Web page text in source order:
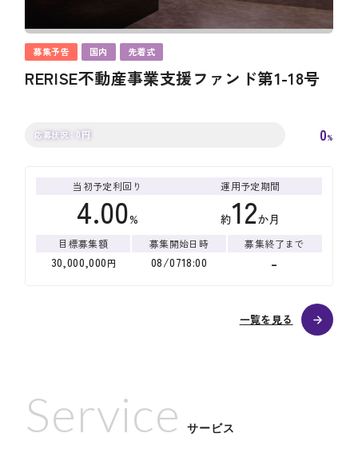
一覧を見る
Service サービス